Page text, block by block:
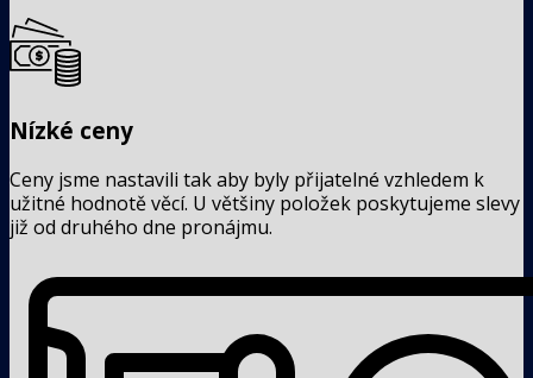
Nízké ceny
Ceny jsme nastavili tak aby byly přijatelné vzhledem k
užitné hodnotě věcí. U většiny položek poskytujeme slevy
již od druhého dne pronájmu.